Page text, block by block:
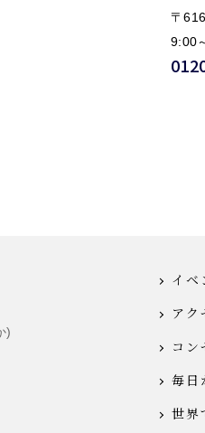
〒
9:00
イベ
アク
コン
毎日
世界